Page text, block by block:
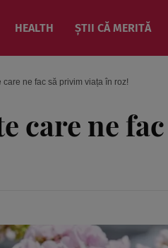
HEALTH ȘTII CĂ MERITĂ
ne fac să privim viața în roz!
care ne